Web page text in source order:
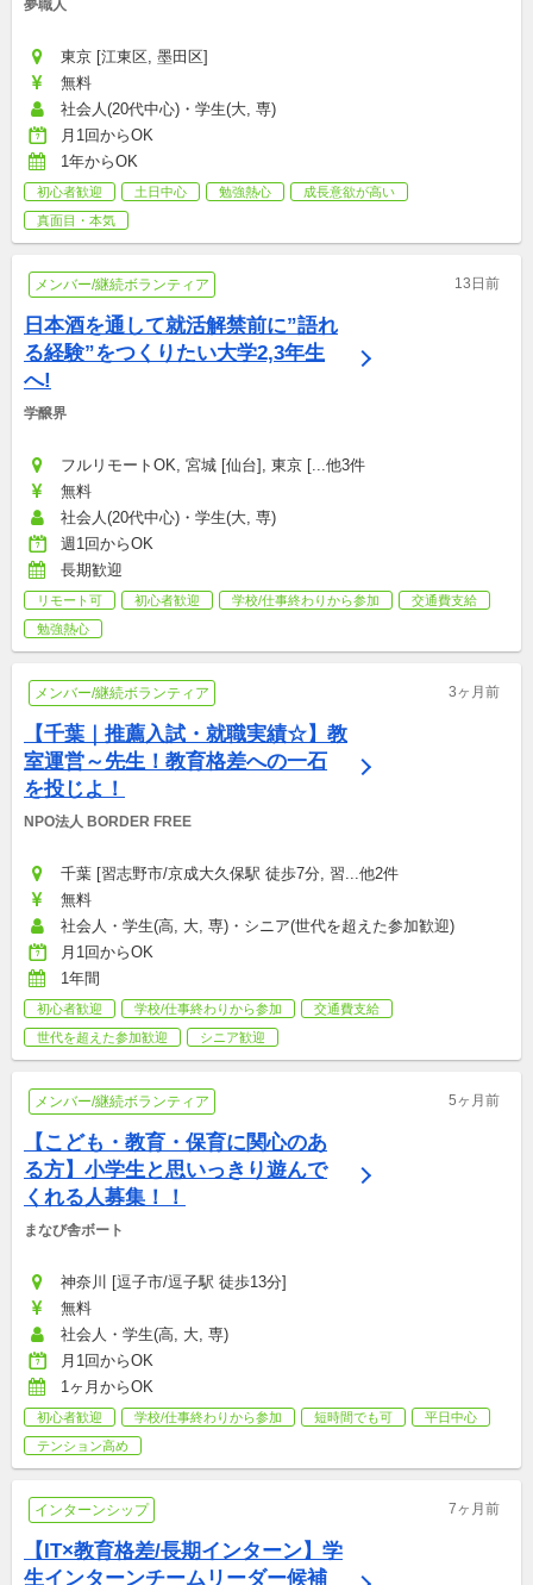
夢職人
東京 [江東区, 墨田区]
無料
社会人(20代中心)・学生(大, 専)
月1回からOK
1年からOK
初心者歓迎 土日中心 勉強熱心
成長意欲が高い
真面目・本気
メンバー/継続ボランティア 13日前
日本酒を通して就活解禁前に”語れ
る経験”をつくりたい大学2,3年生
へ!
学醸界
フルリモートOK, 宮城 [仙台], 東京 [...他3件
無料
社会人(20代中心)・学生(大, 専)
週1回からOK
長期歓迎
リモート可 初心者歓迎 学校/仕事終わりから参加
交通費支給
勉強熱心
メンバー/継続ボランティア 3ヶ月前
【千葉｜推薦入試・就職実績☆】教
室運営～先生！教育格差への一石
を投じよ！
NPO法人 BORDER FREE
千葉 [習志野市/京成大久保駅 徒歩7分, 習...他2件
無料
社会人・学生(高, 大, 専)・シニア(世代を超えた参加歓迎)
月1回からOK
1年間
初心者歓迎 学校/仕事終わりから参加
交通費支給
世代を超えた参加歓迎
シニア歓迎
メンバー/継続ボランティア 5ヶ月前
【こども・教育・保育に関心のあ
る方】小学生と思いっきり遊んで
くれる人募集！！
まなび舎ボート
神奈川 [逗子市/逗子駅 徒歩13分]
無料
社会人・学生(高, 大, 専)
月1回からOK
1ヶ月からOK
初心者歓迎 学校/仕事終わりから参加 短時間でも可
平日中心
テンション高め
インターンシップ 7ヶ月前
【IT×教育格差/長期インターン】学
生インターンチームリーダー候補